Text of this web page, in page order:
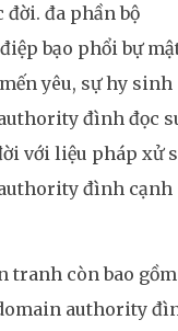
đời. đa phần bộ
bạo phổi bự
yêu, sự hy sinh
đình đọc
với liệu pháp xử
đình cạnh
tranh còn bao gồm
authority